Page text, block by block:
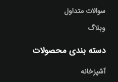
سوالات متداول
وبلاگ
دسته بندی محصولات
آشپزخانه